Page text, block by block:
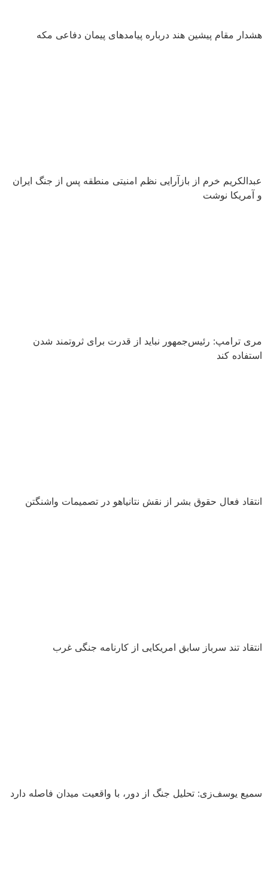
هشدار مقام پیشین هند درباره پیامدهای پیمان دفاعی مکه
عبدالکریم خرم از بازآرایی نظم امنیتی منطقه پس از جنگ ایران
و آمریکا نوشت
مری ترامپ: رئیس‌جمهور نباید از قدرت برای ثروتمند شدن
استفاده کند
انتقاد فعال حقوق بشر از نقش نتانیاهو در تصمیمات واشنگتن
انتقاد تند سرباز سابق امریکایی از کارنامه جنگی غرب
سمیع یوسف‌زی: تحلیل جنگ از دور، با واقعیت میدان فاصله دارد